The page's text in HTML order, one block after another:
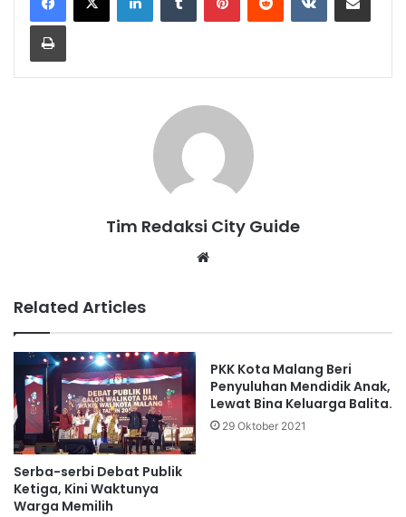
Print
Tim Redaksi City Guide
Related Articles
Serba-serbi Debat Publik
Ketiga, Kini Waktunya
Warga Memilih
PKK Kota Malang Beri
Penyuluhan Mendidik Anak,
Lewat Bina Keluarga Balita.
29 Oktober 2021